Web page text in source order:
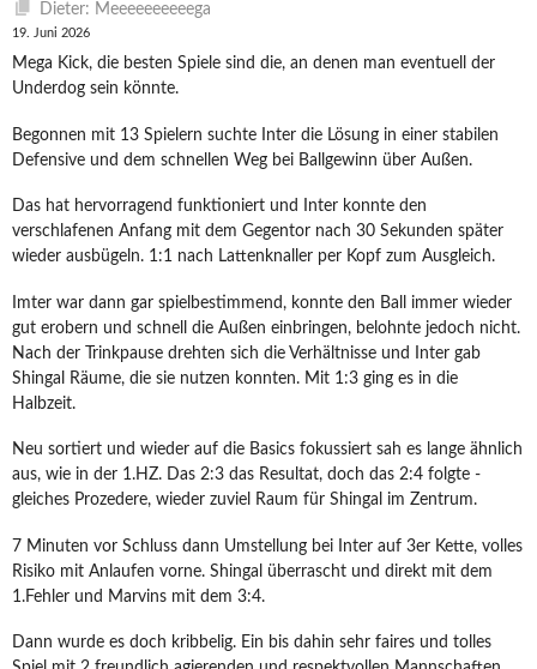
Dieter: Meeeeeeeeeega
19. Juni 2026
Mega Kick, die besten Spiele sind die, an denen man eventuell der
Underdog sein könnte.
Begonnen mit 13 Spielern suchte Inter die Lösung in einer stabilen
Defensive und dem schnellen Weg bei Ballgewinn über Außen.
Das hat hervorragend funktioniert und Inter konnte den
verschlafenen Anfang mit dem Gegentor nach 30 Sekunden später
wieder ausbügeln. 1:1 nach Lattenknaller per Kopf zum Ausgleich.
Imter war dann gar spielbestimmend, konnte den Ball immer wieder
gut erobern und schnell die Außen einbringen, belohnte jedoch nicht.
Nach der Trinkpause drehten sich die Verhältnisse und Inter gab
Shingal Räume, die sie nutzen konnten. Mit 1:3 ging es in die
Halbzeit.
Neu sortiert und wieder auf die Basics fokussiert sah es lange ähnlich
aus, wie in der 1.HZ. Das 2:3 das Resultat, doch das 2:4 folgte -
gleiches Prozedere, wieder zuviel Raum für Shingal im Zentrum.
7 Minuten vor Schluss dann Umstellung bei Inter auf 3er Kette, volles
Risiko mit Anlaufen vorne. Shingal überrascht und direkt mit dem
1.Fehler und Marvins mit dem 3:4.
Dann wurde es doch kribbelig. Ein bis dahin sehr faires und tolles